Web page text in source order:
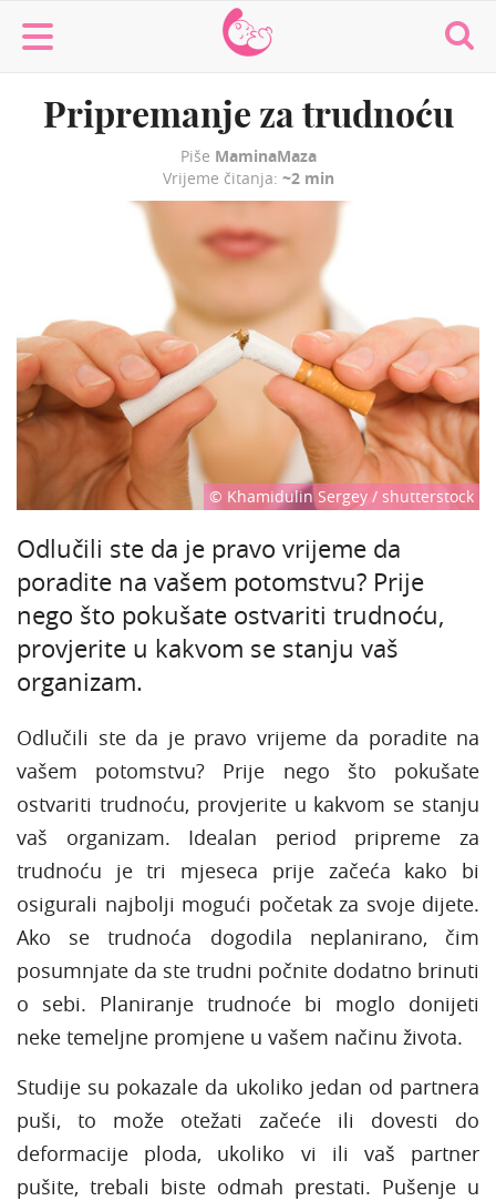
MaminaMaza
Pripremanje za trudnoću
Piše MaminaMaza
Vrijeme čitanja: ~2 min
© Khamidulin Sergey / shutterstock
Odlučili ste da je pravo vrijeme da
poradite na vašem potomstvu? Prije
nego što pokušate ostvariti trudnoću,
provjerite u kakvom se stanju vaš
organizam.
Odlučili ste da je pravo vrijeme da poradite na
vašem potomstvu? Prije nego što pokušate
ostvariti trudnoću, provjerite u kakvom se stanju
vaš organizam. Idealan period pripreme za
trudnoću je tri mjeseca prije začeća kako bi
osigurali najbolji mogući početak za svoje dijete.
Ako se trudnoća dogodila neplanirano, čim
posumnjate da ste trudni počnite dodatno brinuti
o sebi. Planiranje trudnoće bi moglo donijeti
neke temeljne promjene u vašem načinu života.
Studije su pokazale da ukoliko jedan od partnera
puši, to može otežati začeće ili dovesti do
deformacije ploda, ukoliko vi ili vaš partner
pušite, trebali biste odmah prestati. Pušenje u